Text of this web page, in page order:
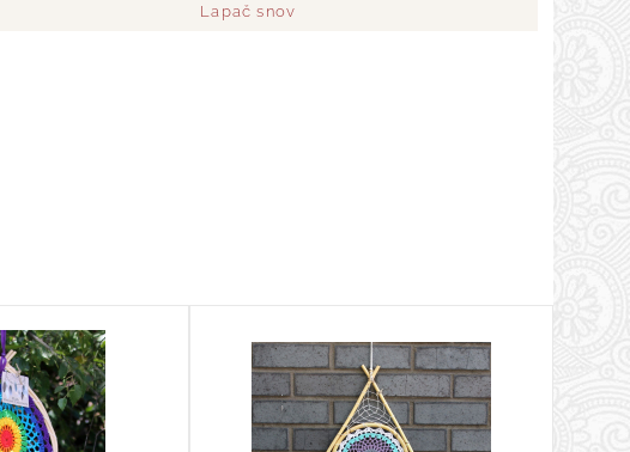
Lapač snov